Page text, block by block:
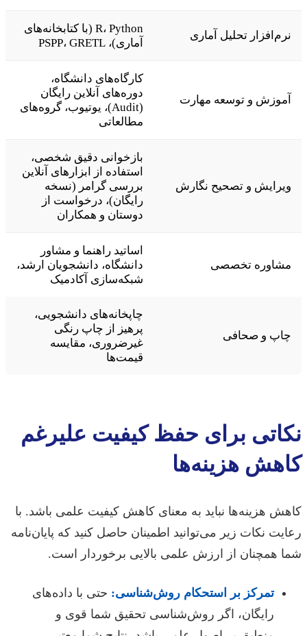
نرم‌افزار تحلیل آماری
R، Python (با کتابخانه‌های
آماری)، PSPP، GRETL
آموزش و توسعه مهارت
کارگاه‌های دانشگاه،
دوره‌های آنلاین رایگان
(Audit)، یوتیوب، گروه‌های
مطالعاتی
ویرایش و تصحیح نگارش
بازخوانی دقیق شخصی،
استفاده از ابزارهای آنلاین
بررسی گرامر (نسخه
رایگان)، درخواست از
دوستان و همکاران
مشاوره تخصصی
اساتید راهنما و مشاور
دانشگاه، دانشجویان ارشد،
شبکه‌سازی آکادمیک
چاپ و صحافی
چاپخانه‌های دانشجویی،
پرهیز از چاپ رنگی
غیرضروری، مقایسه
قیمت‌ها
نکاتی برای حفظ کیفیت علیرغم
کاهش هزینه‌ها
کاهش هزینه‌ها نباید به معنای کاهش کیفیت علمی باشد. با
رعایت نکات زیر می‌توانید اطمینان حاصل کنید که پایان‌نامه
شما همچنان از ارزش علمی بالایی برخوردار است.
تمرکز بر استحکام روش‌شناسی: حتی با داده‌های
رایگان، اگر روش‌شناسی تحقیق شما قوی و